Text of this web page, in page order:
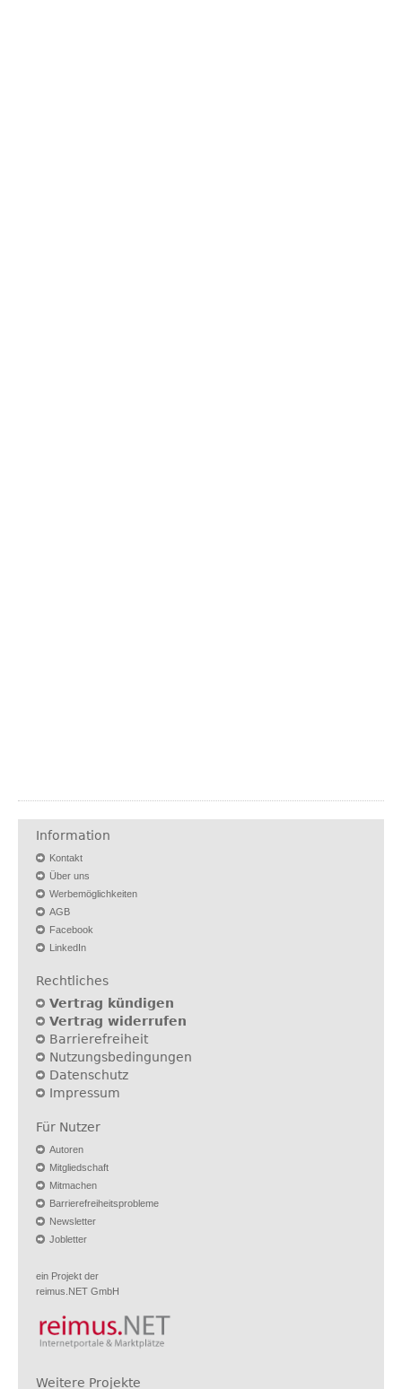
Information
Kontakt
Über uns
Werbemöglichkeiten
AGB
Facebook
LinkedIn
Rechtliches
Vertrag kündigen
Vertrag widerrufen
Barrierefreiheit
Nutzungsbedingungen
Datenschutz
Impressum
Für Nutzer
Autoren
Mitgliedschaft
Mitmachen
Barrierefreiheitsprobleme
Newsletter
Jobletter
ein Projekt der
reimus.NET GmbH
Weitere Projekte